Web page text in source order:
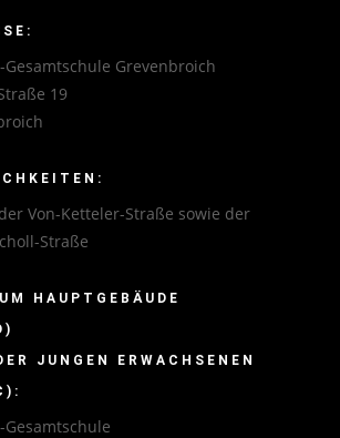
Grevenbroich
19
Von-Ketteler-Straße sowie der
Straße
HAUPTGEBÄUDE
JUNGEN ERWACHSENEN